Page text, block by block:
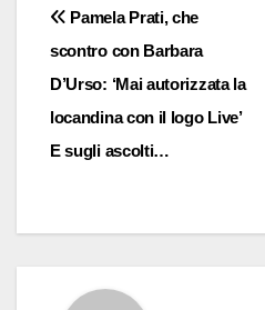
Navigazione
articoli
Pamela Prati, che
scontro con Barbara
D’Urso: ‘Mai autorizzata la
locandina con il logo Live’
E sugli ascolti…